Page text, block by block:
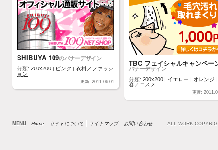
SHIBUYA 109のバナーデザイン
分類: 200x200 ピンク
衣料／ファッシ
ョン
更新: 2011.06.01
TBC フェイシャルキャンペー
バナーデザイン
分類: 200x200 イエロー オレンジ
容／コスメ
更新:
MENU Home サイトについて サイトマップ お問い合わせ ALL WORK